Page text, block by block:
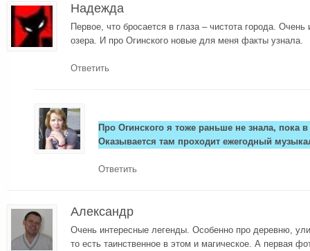
Надежда
Первое, что бросается в глаза – чистота города. Очень
озера. И про Огинского новые для меня факты узнала.
Ответить
Про Огинского я тоже раньше не знала, пока
Оказывается там проходит ежегодный
Ответить
Александр
Очень интересные легенды. Особенно про деревню,
то есть таинственное в этом и магическое. А первая